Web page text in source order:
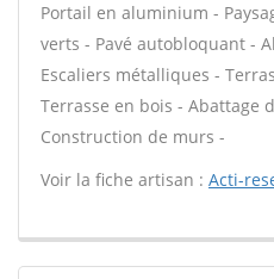
Portail en aluminium -
verts - Pavé autobloquant -
Escaliers métalliques -
Terrasse en bois - Abattage
Construction de murs -
Voir la fiche artisan : Acti-